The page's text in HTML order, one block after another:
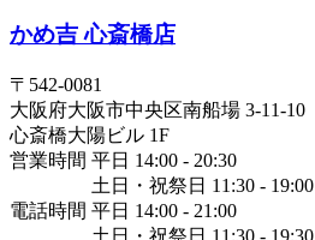
かめ吉 心斎橋店
〒 542-0081
大阪府大阪市中央区南船場 3-11-10
心斎橋大陽ビル 1F
営業時間 平日 14:00 - 20:30
土日・祝祭日 11:30 - 19:00
電話時間 平日 14:00 - 21:00
土日・祝祭日 11:30 - 19:30